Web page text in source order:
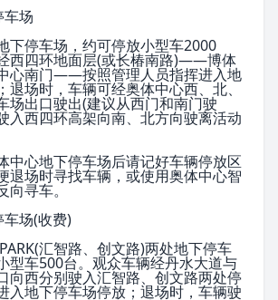
车场
下停车场，约可停放小型车2000
西四环地面层(或长椿南路)——博体
南门——按照管理人员指挥进入地
退场时，车辆可经奥体中心西、北、
场出口驶出(建议从西门和南门驶
入西四环高架向南、北方向驶离活动
中心地下停车场后请记好车辆停放区
退场时寻找车辆，或使用奥体中心智
寻车。
场(收费)
汇智路、创文路)两处地下停车
型车500台。观众车辆经丹水大道与
向西分别驶入汇智路、创文路两处停
地下停车场停放；退场时，车辆驶